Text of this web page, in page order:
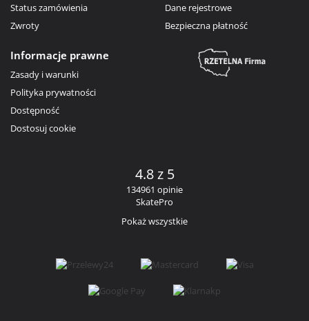
Status zamówienia
Zwroty
Dane rejestrowe
Bezpieczna płatność
Informacje prawne
Zasady i warunki
Polityka prywatności
Dostępność
Dostosuj cookie
4.8 z 5
134961 opinie
SkatePro
Pokaż wszystkie